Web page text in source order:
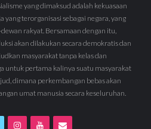
yang dimaksud adalah kekuasaan
yang terorganisasi sebagai negara, yang
rakyat. Bersamaan dengan itu,
akan dilakukan secara demokratis dan
masyarakat tanpa kelas dan
untuk pertama kalinya suatu masyarakat
dimana perkembangan bebas akan
umat manusia secara keseluruhan.